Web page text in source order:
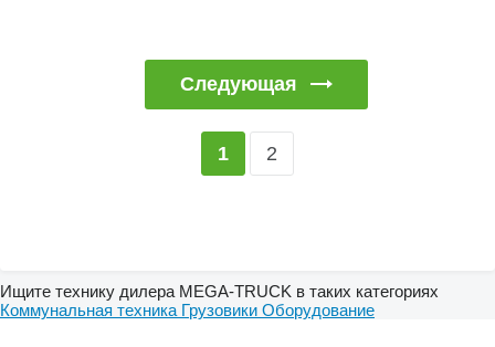
Следующая
1 2
Ищите технику дилера MEGA-TRUCK в таких категориях
Коммунальная техника Грузовики Оборудование